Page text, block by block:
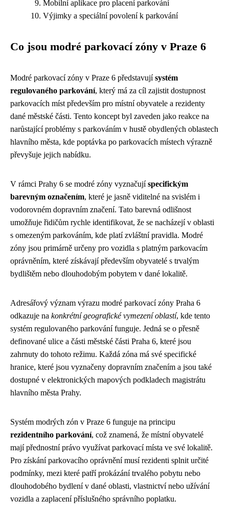
Mobilní aplikace pro placení parkování
Výjimky a speciální povolení k parkování
Co jsou modré parkovací zóny v Praze 6
Modré parkovací zóny v Praze 6 představujísystém
regulovaného parkování, který má za cíl zajistit dostupnost
parkovacích míst především pro místní obyvatele a rezidenty
dané městské části. Tento koncept byl zaveden jako reakce na
narůstající problémy s parkováním v hustě obydlených oblastech
hlavního města, kde poptávka po parkovacích místech výrazně
převyšuje jejich nabídku.
V rámci Prahy 6 se modré zóny vyznačujíspecifickým
barevným označením, které je jasně viditelné na svislém i
vodorovném dopravním značení. Tato barevná odlišnost
umožňuje řidičům rychle identifikovat, že se nacházejí v oblasti
s omezeným parkováním, kde platí zvláštní pravidla. Modré
zóny jsou primárně určeny pro vozidla s platným parkovacím
oprávněním, které získávají především obyvatelé s trvalým
bydlištěm nebo dlouhodobým pobytem v dané lokalitě.
Adresářový význam výrazu modré parkovací zóny Praha 6
odkazuje na konkrétní geografické vymezení oblastí, kde tento
systém regulovaného parkování funguje. Jedná se o přesně
definované ulice a části městské části Praha 6, které jsou
zahrnuty do tohoto režimu. Každá zóna má své specifické
hranice, které jsou vyznačeny dopravním značením a jsou také
dostupné v elektronických mapových podkladech magistrátu
hlavního města Prahy.
Systém modrých zón v Praze 6 funguje na principu
rezidentního parkování, což znamená, že místní obyvatelé
mají přednostní právo využívat parkovací místa ve své lokalitě.
Pro získání parkovacího oprávnění musí rezidenti splnit určité
podmínky, mezi které patří prokázání trvalého pobytu nebo
dlouhodobého bydlení v dané oblasti, vlastnictví nebo užívání
vozidla a zaplacení příslušného správního poplatku.